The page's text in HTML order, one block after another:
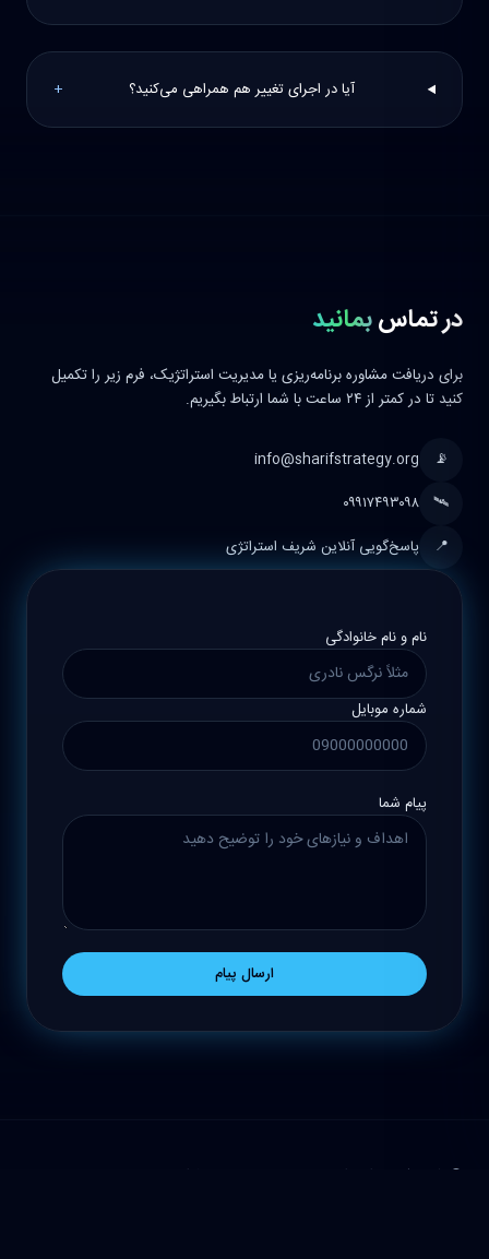
آیا در اجرای تغییر هم همراهی می‌کنید؟ +
در تماسبمانید
برای دریافت مشاوره برنامه‌ریزی یا مدیریت استراتژیک، فرم زیر را تکمیل
کنید تا در کمتر از ۲۴ ساعت با شما ارتباط بگیریم.
📡
info@sharifstrategy.org
🛰️ ۰۹۹۱۷۴۹۳۰۹۸
📍
پاسخ‌گویی آنلاین شریف استراتژی
نام و نام خانوادگی
شماره موبایل
پیام شما
ارسال پیام
© ۱۴۰۵ شریف استراتژی. تمامی حقوق محفوظ است.